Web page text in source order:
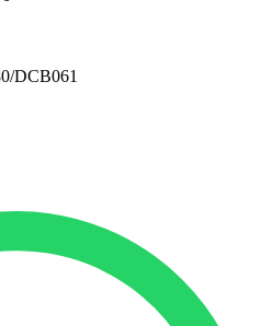
DCB061